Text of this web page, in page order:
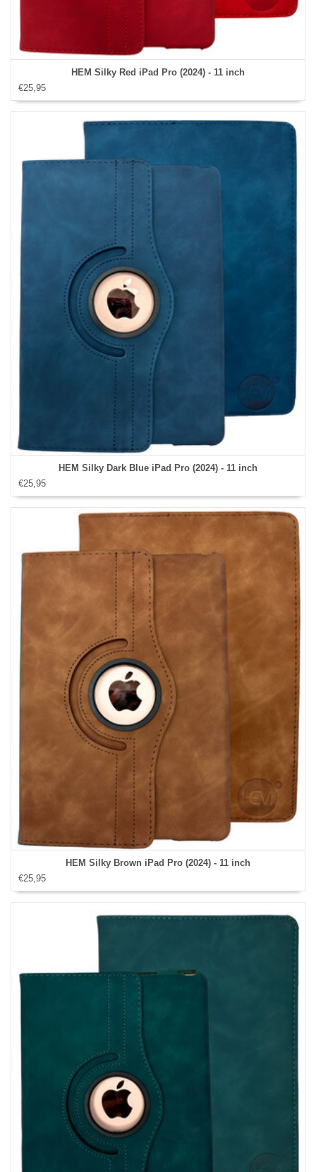
HEM Silky Red iPad Pro (2024) - 11 inch
€25,95
HEM Silky Dark Blue iPad Pro (2024) - 11 inch
€25,95
HEM Silky Brown iPad Pro (2024) - 11 inch
€25,95